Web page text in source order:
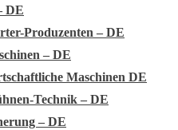
DE
Produzenten – DE
– DE
Maschinen DE
Technik – DE
– DE